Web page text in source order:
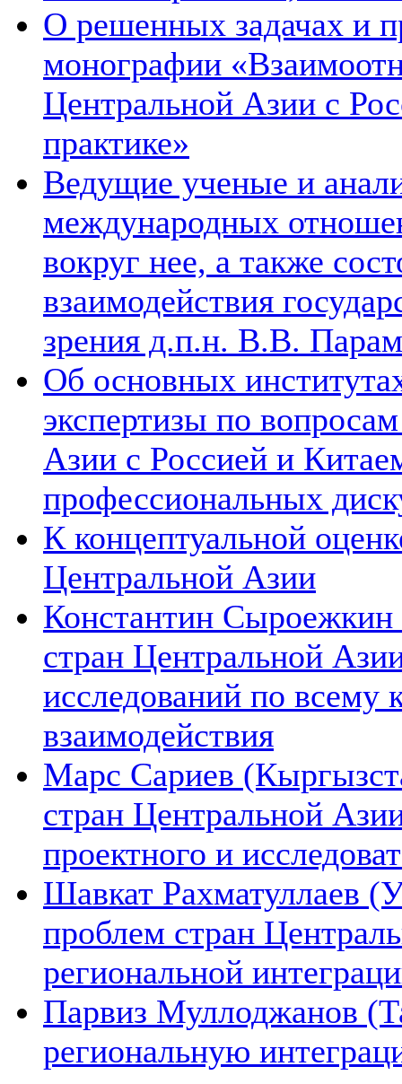
О решенных задачах и
монографии
Центральной Азии с
практике»
Ведущие ученые и
международных
вокруг нее, а также
взаимодействия
зрения д.п.н. В.В.
Об основных
экспертизы по
Азии с Россией и
профессиональных
К концептуальной
Центральной Азии
Константин Сыроежкин
стран Центральной
исследований по всему
взаимодействия
Марс Сариев
стран Центральной
проектного и
Шавкат Рахматуллаев
проблем стран
региональной
Парвиз Муллоджанов
региональную